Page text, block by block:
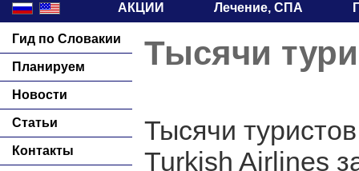
АКЦИИ Лечение, СПА
Гид по Словакии
Планируем
Новости
Статьи
Контакты
Тысячи
Тысячи
Turkish Airlines